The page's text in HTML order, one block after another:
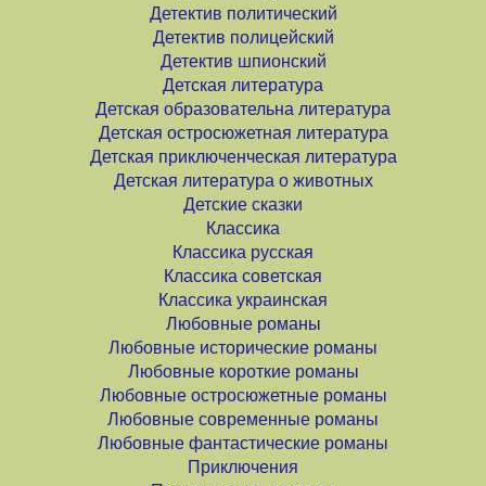
Детектив политический
Детектив полицейский
Детектив шпионский
Детская литература
Детская образовательна литература
Детская остросюжетная литература
Детская приключенческая литература
Детская литература о животных
Детские сказки
Классика
Классика русская
Классика советская
Классика украинская
Любовные романы
Любовные исторические романы
Любовные короткие романы
Любовные остросюжетные романы
Любовные современные романы
Любовные фантастические романы
Приключения